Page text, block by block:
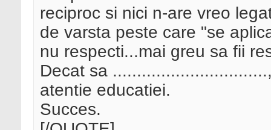
reciproc si nici n-are vreo
de varsta peste care "se
nu respecti...mai greu sa fii
Decat sa
atentie educatiei.
Succes.